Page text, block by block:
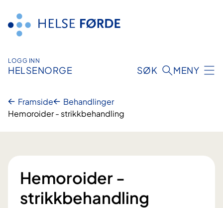
innhald
LOGG INN
HELSENORGE SØK MENY
Framside
Behandlinger
Hemoroider - strikkbehandling
Hemoroider -
strikkbehandling